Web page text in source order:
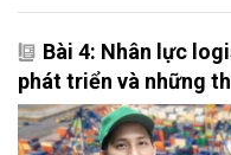
Bài 4: Nhân lực
phát triển và những